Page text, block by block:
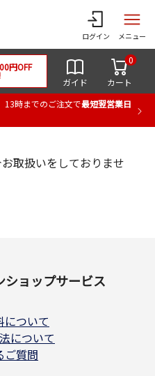
ログイン メニュー
円OFF
ガイド カート
0
13時までのご注文で最短翌営業日
取扱いをしておりませ
ショップサービス
について
について
ご質問